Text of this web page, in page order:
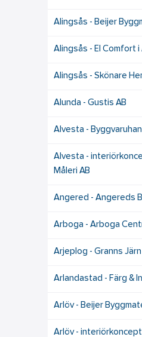
Alingsås - Beijer
Alingsås - El Comfort i
Alingsås - Skönare
Alunda - Gustis AB
Alvesta -
Alvesta -
Måleri AB
Angered - Angereds
Arboga - Arboga
Arjeplog - Granns Järn
Arlandastad - Färg &
Arlöv - Beijer
Arlöv - interiörkoncept